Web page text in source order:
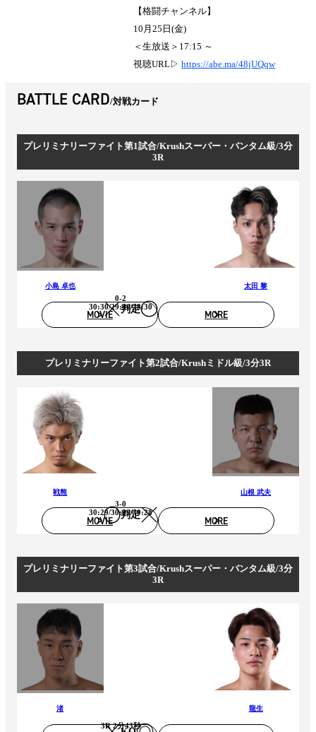
【格闘チャンネル】
10月25日(金)
＜生放送＞17:15 ～
視聴URL▷https://abe.ma/48jUQqw
BATTLE CARD 対戦カード
プレリミナリーファイト第1試合/Krushスーパー・バンタム級/3分
3R
小島 卓也
判定
0-2
30:30/29:30/28:30
太田 黎
MOVIE MORE
プレリミナリーファイト第2試合/Krushミドル級/3分3R
戦熊
判定
3-0
30:29/30:29/30:28
山根 武夫
MOVIE MORE
プレリミナリーファイト第3試合/Krushスーパー・バンタム級/3分
3R
渚
3R 2分43秒
龍生